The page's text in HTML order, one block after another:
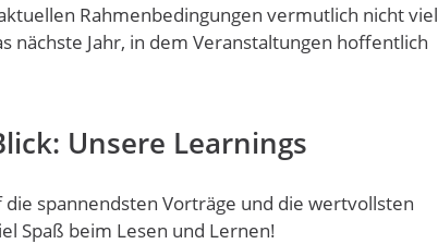
Rahmenbedingungen vermutlich nicht viel
nächste Jahr, in dem Veranstaltungen hoffentlich
Unsere Learnings
spannendsten Vorträge und die wertvollsten
Spaß beim Lesen und Lernen!